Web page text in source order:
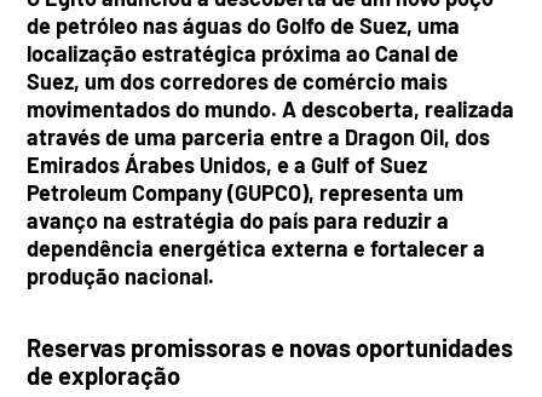
de petróleo nas águas do Golfo de Suez, uma
localização estratégica próxima ao Canal de
Suez, um dos corredores de comércio mais
movimentados do mundo. A descoberta, realizada
através de uma parceria entre a Dragon Oil, dos
Emirados Árabes Unidos, e a Gulf of Suez
Petroleum Company (GUPCO), representa um
avanço na estratégia do país para reduzir a
dependência energética externa e fortalecer a
produção nacional.
Reservas promissoras e novas oportunidades
de exploração